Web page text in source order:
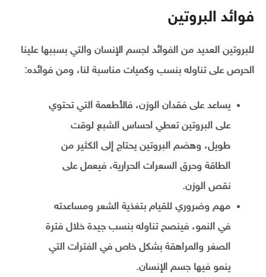
فوائد البروتين
للبروتين العديد من الفوائد لجسم الإنسان والتي بسببها علينا
الحرص على تناوله بنسب وكميات مناسبة لنا، ومن فوائده:
يساعد على فقدان الوزن، فالأطعمة التي تحتوي
على البروتين تعطي احساس الشبع لوقت
طويل، وهضم البروتين يحتاج إلى الكثير من
الطاقة وحرق السعرات الحرارية، فيعمل على
نقص الوزن.
مهم وضروري للقيام بتغذية الشعر ومساعدته
في النمو، فينصح تناوله بنسب جيدة خلال فترة
الصغر والمراهقة بشكل خاص في الفترات التي
ينمو فيها جسم الإنسان.